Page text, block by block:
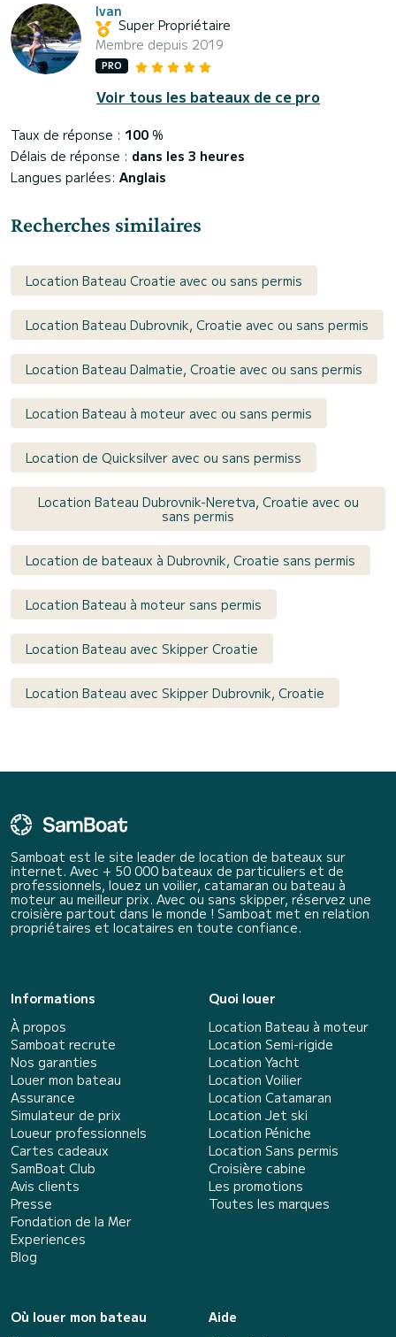
Ivan
Super Propriétaire
Membre depuis 2019
PRO
Voir tous les bateaux de ce pro
Taux de réponse : 100 %
Délais de réponse : dans les 3 heures
Langues parlées: Anglais
Recherches similaires
Location Bateau Croatie avec ou sans permis
Location Bateau Dubrovnik, Croatie avec ou sans permis
Location Bateau Dalmatie, Croatie avec ou sans permis
Location Bateau à moteur avec ou sans permis
Location de Quicksilver avec ou sans permiss
Location Bateau Dubrovnik-Neretva, Croatie avec ou
sans permis
Location de bateaux à Dubrovnik, Croatie sans permis
Location Bateau à moteur sans permis
Location Bateau avec Skipper Croatie
Location Bateau avec Skipper Dubrovnik, Croatie
Samboat est le site leader de location de bateaux sur
internet. Avec + 50 000 bateaux de particuliers et de
professionnels, louez un voilier, catamaran ou bateau à
moteur au meilleur prix. Avec ou sans skipper, réservez une
croisière partout dans le monde ! Samboat met en relation
propriétaires et locataires en toute confiance.
Informations
À propos
Samboat recrute
Nos garanties
Louer mon bateau
Assurance
Simulateur de prix
Loueur professionnels
Cartes cadeaux
SamBoat Club
Avis clients
Presse
Fondation de la Mer
Experiences
Blog
Quoi louer
Location Bateau à moteur
Location Semi-rigide
Location Yacht
Location Voilier
Location Catamaran
Location Jet ski
Location Péniche
Location Sans permis
Croisière cabine
Les promotions
Toutes les marques
Où louer mon bateau
Aide